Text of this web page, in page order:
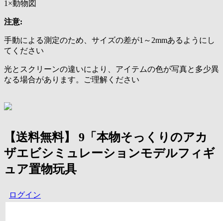
1×動物図
注意:
手動による測定のため、サイズの差が1～2mmあるようにし
てください
光とスクリーンの違いにより、アイテムの色が写真と多少異
なる場合があります。ご理解ください
【送料無料】 9「本物そっくりのアカ
ザエビシミュレーションモデルフィギ
ュア置物玩具
ログイン